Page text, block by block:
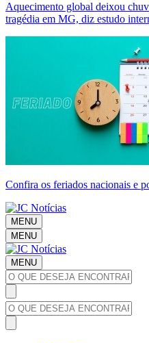
Aquecimento global deixou
tragédia em MG, diz estudo
Confira os feriados nacionais e
MENU
MENU
MENU